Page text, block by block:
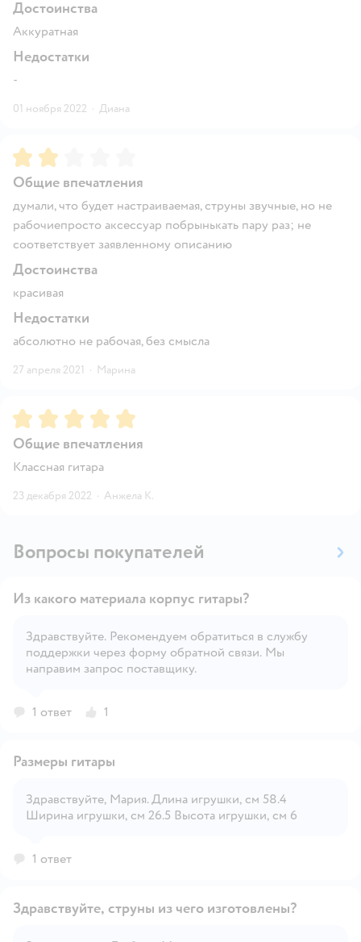
Достоинства
Аккуратная
Недостатки
-
01 ноября 2022 · Диана
Рейтинг:
Общие впечатления
думали, что будет настраиваемая, струны звучные, но не
рабочиепросто аксессуар побрынькать пару раз; не
соответствует заявленному описанию
Достоинства
красивая
Недостатки
абсолютно не рабочая, без смысла
27 апреля 2021 · Марина
Рейтинг:5
Общие впечатления
Классная гитара
23 декабря 2022 · Анжела К.
Вопросы покупателей
Открыть вопрос
Из какого материала корпус гитары?
Здравствуйте. Рекомендуем обратиться в службу
поддержки через форму обратной связи. Мы
направим запрос поставщику.
1 ответ 1
Открыть вопрос
Размеры гитары
Здравствуйте, Мария. Длина игрушки, см 58.4
Ширина игрушки, см 26.5 Высота игрушки, см 6
1 ответ
Здравствуйте, струны из чего изготовлены?